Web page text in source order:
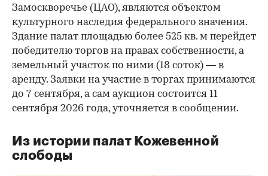
Замоскворечье (ЦАО), являются объектом
культурного наследия федерального значения.
Здание палат площадью более 525 кв. м перейдет
победителю торгов на правах собственности, а
земельный участок по ними (18 соток) — в
аренду. Заявки на участие в торгах принимаются
до 7 сентября, а сам аукцион состоится 11
сентября 2026 года, уточняется в сообщении.
Из истории палат Кожевенной
слободы